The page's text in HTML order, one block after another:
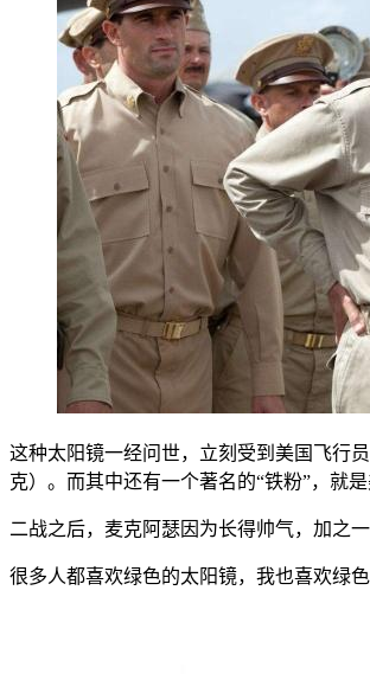
这种太阳镜一经问世，立刻受到美国飞行
克）。而其中还有一个著名的“铁粉”，就
二战之后，麦克阿瑟因为长得帅气，加之
很多人都喜欢绿色的太阳镜，我也喜欢绿